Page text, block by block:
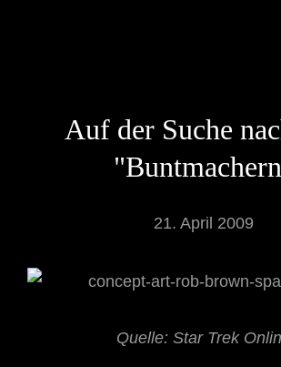
Auf der Suche
21. April 2009
Quelle: Star Trek